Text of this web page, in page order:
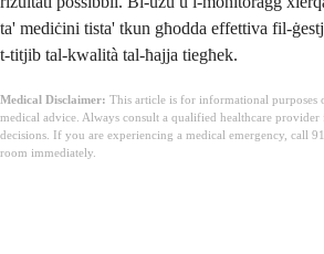
ta' mediċini tista' tkun għodda effettiva fil-
t-titjib tal-kwalità tal-ħajja tiegħek.
Medical Disclaimer: This article is for informational purposes
medical advice. Always consult a qualified healthcare provider
decisions. If you are experiencing a medical emergency, call
room immediately.